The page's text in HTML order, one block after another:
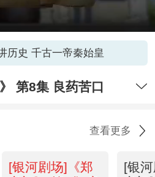
历史 千古一帝秦始皇
第8集 良药苦口
查看更多
[银河剧场]《郑
[银